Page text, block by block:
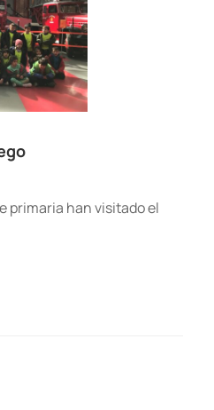
primaria han visitado el